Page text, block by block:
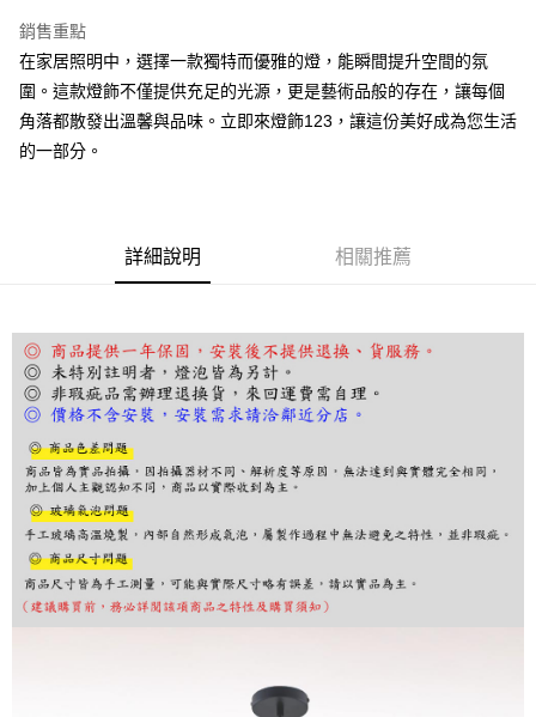
悠遊付
Google Pay
全盈+PAY
AFTEE先享後付
【「AFTEE先享後付」結帳流程】
１．於結帳方式選擇「AFTEE先享後付」後，將跳轉至「AFTEE先享後付」
結帳頁面，進行簡訊認證並確認金額後，即可完成結帳。
２．訂單成立數日內，您將收到繳費通知簡訊。
３．收到繳費通知簡訊後14天內，點擊此簡訊中的連結，可透過四大超商／
ATM／網路銀行／等多元方式進行付款，方視為交易完成。
※ 請注意：結帳手續完成當下不需立刻繳費，但若您需要取消訂單，請聯絡
購買商品的店家。未經商家同意取消之訂單仍視為有效，需透過AFTEE先享
後付繳納相關費用。
※ 交易是否成功請以「AFTEE先享後付 」之結帳頁面顯示為準，若有關於
是否繳費成功／繳費後需取消欲退款等相關疑問，請聯繫「AFTEE先享後付
客戶支援中心」
https://netprotections.freshdesk.com/support/home
易，需依本服務之必要範圍內提供個人資料，並將交易相關給付款項請求債
每筆NT$180，滿NT$5,000(含以上)免運費
銷售重點
在家居照明中，選擇一款獨特而優雅的燈，能瞬間提升空間的氛
圍。這款燈飾不僅提供充足的光源，更是藝術品般的存在，讓每個
角落都散發出溫馨與品味。立即來燈飾123，讓這份美好成為您生活
的一部分。
詳細說明 相關推薦